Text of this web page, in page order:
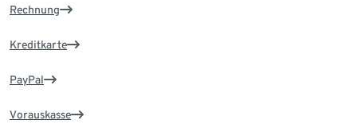
Rechnung
Kreditkarte
PayPal
Vorauskasse